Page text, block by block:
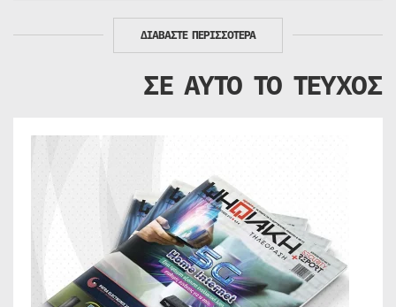
ΔΙΑΒΑΣΤΕ ΠΕΡΙΣΣΟΤΕΡΑ
ΣΕ ΑΥΤΟ ΤΟ ΤΕΥΧΟΣ